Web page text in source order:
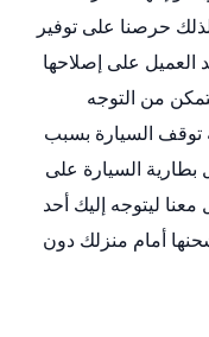
حرصنا على توفير
العميل على إصلاحها
من التوجه
توقف السيارة بسبب
بطارية السيارة على
معنا ليتوجه إليك أحد
أمام منزلك دون